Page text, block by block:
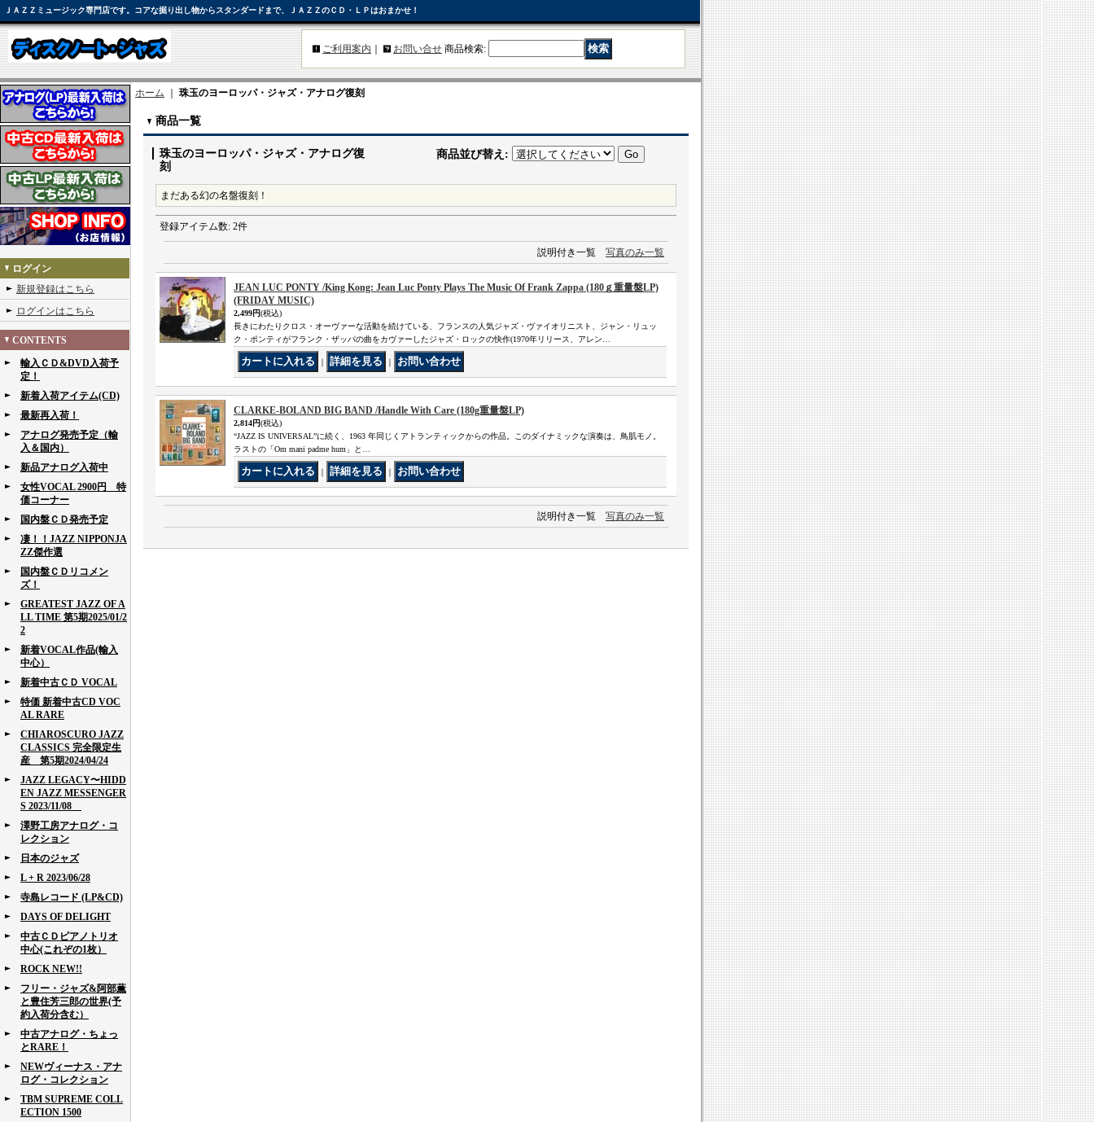
ＪＡＺＺミュージック専門店です。コアな掘り出し物からスタンダードまで、ＪＡＺＺのＣＤ・ＬＰはおまかせ！
ご利用案内 お問い合せ 商品検索:
ログイン
新規登録はこちら
ログインはこちら
CONTENTS
輸入ＣＤ&DVD入荷予
定！
新着入荷アイテム(CD)
最新再入荷！
アナログ発売予定（輸
入＆国内）
新品アナログ入荷中
女性VOCAL 2900円 特
価コーナー
国内盤ＣＤ発売予定
凄！！JAZZ NIPPONJA
ZZ傑作選
国内盤ＣＤリコメン
ズ！
GREATEST JAZZ OF A
LL TIME 第5期2025/01/2
2
新着VOCAL作品(輸入
中心）
新着中古ＣＤ VOCAL
特価 新着中古CD VOC
AL RARE
CHIAROSCURO JAZZ
CLASSICS 完全限定生
産 第5期2024/04/24
JAZZ LEGACY〜HIDD
EN JAZZ MESSENGER
S 2023/11/08
澤野工房アナログ・コ
レクション
日本のジャズ
L + R 2023/06/28
寺島レコード (LP&CD)
DAYS OF DELIGHT
中古ＣＤピアノトリオ
中心(これぞの1枚）
ROCK NEW!!
フリー・ジャズ&阿部薫
と豊住芳三郎の世界(予
約入荷分含む）
中古アナログ・ちょっ
とRARE！
NEWヴィーナス・アナ
ログ・コレクション
TBM SUPREME COLL
ECTION 1500
ホーム 珠玉のヨーロッパ・ジャズ・アナログ復刻
商品一覧
珠玉のヨーロッパ・ジャズ・アナログ復
刻
商品並び替え :
まだある幻の名盤復刻！
登録アイテム数: 2件
説明付き一覧 写真のみ一覧
JEAN LUC PONTY /King Kong: Jean Luc Ponty Plays The Music Of Frank Zappa (180ｇ重量盤LP)
(FRIDAY MUSIC)
2,499円(税込)
長きにわたりクロス・オーヴァーな活動を続けている、フランスの人気ジャズ・ヴァイオリニスト、ジャン・リュッ
ク・ポンティがフランク・ザッパの曲をカヴァーしたジャズ・ロックの快作(1970年リリース、アレン…
｜ ｜
CLARKE-BOLAND BIG BAND /Handle With Care (180g重量盤LP)
2,814円(税込)
“JAZZ IS UNIVERSAL”に続く、1963 年同じくアトランティックからの作品。このダイナミックな演奏は、鳥肌モノ。
ラストの「Om mani padme hum」と…
｜ ｜
説明付き一覧 写真のみ一覧